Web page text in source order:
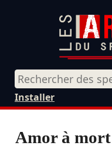
Installer
Amor à mort